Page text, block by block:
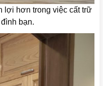
lợi hơn trong việc cất trữ
bạn.